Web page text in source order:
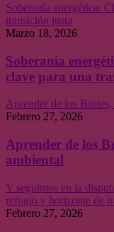
Soberanía energética:
transición justa
Marzo 18, 2026
Soberanía
clave para una
Aprender de los
Febrero 27, 2026
Aprender de los
ambiental
Y seguimos en la
refugio y horizonte de
Febrero 27, 2026